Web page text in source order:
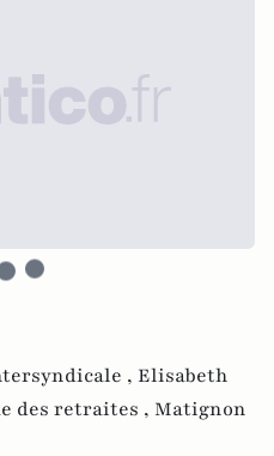
, Elisabeth
des retraites , Matignon